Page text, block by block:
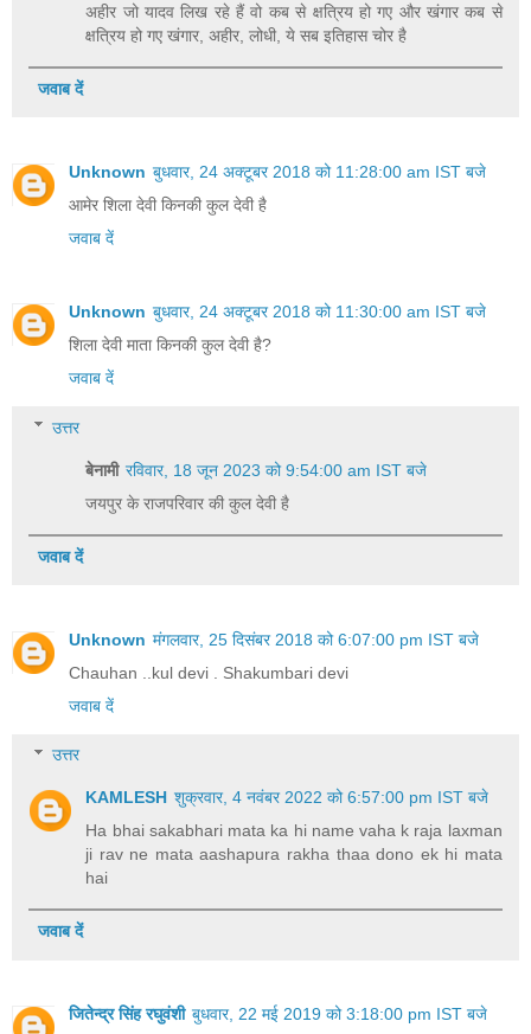
अहीर जो यादव लिख रहे हैं वो कब से क्षत्रिय हो गए और खंगार कब से
क्षत्रिय हो गए खंगार, अहीर, लोधी, ये सब इतिहास चोर है
जवाब दें
Unknown बुधवार, 24 अक्टूबर 2018 को 11:28:00 am IST बजे
आमेर शिला देवी किनकी कुल देवी है
जवाब दें
Unknown बुधवार, 24 अक्टूबर 2018 को 11:30:00 am IST बजे
शिला देवी माता किनकी कुल देवी है?
जवाब दें
उत्तर
बेनामी रविवार, 18 जून 2023 को 9:54:00 am IST बजे
जयपुर के राजपरिवार की कुल देवी है
जवाब दें
Unknown मंगलवार, 25 दिसंबर 2018 को 6:07:00 pm IST बजे
Chauhan ..kul devi . Shakumbari devi
जवाब दें
उत्तर
KAMLESH शुक्रवार, 4 नवंबर 2022 को 6:57:00 pm IST बजे
Ha bhai sakabhari mata ka hi name vaha k raja laxman
ji rav ne mata aashapura rakha thaa dono ek hi mata
hai
जवाब दें
जितेन्द्र सिंह रघुवंशी बुधवार, 22 मई 2019 को 3:18:00 pm IST बजे